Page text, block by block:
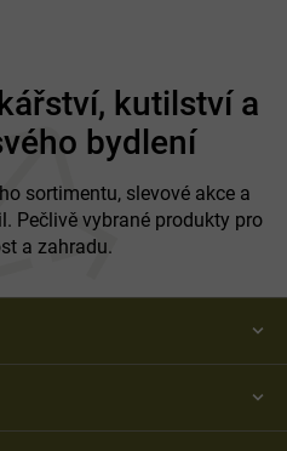
kutilství a
bydlení
sortimentu, slevové akce a
Pečlivě vybrané produkty pro
a zahradu.